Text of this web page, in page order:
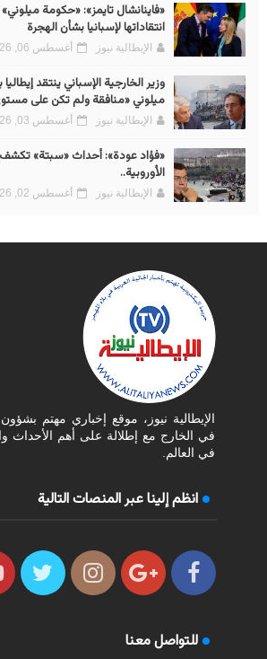
«فاينانشال تايمز»: «حكومة
انتقاداتها لإسبانيا بشأن الهجرة
الإيطالية نيوز أغسطس 06, 2026
وزير الخارجية الإسباني ينتقد
ميلوني «منافقة ولم تكن على
الإيطالية نيوز أغسطس 03, 2026
«فؤاد عودة»: أحداث «سبتة»
الأوروبية..
الإيطالية نيوز أغسطس 02, 2026
الإيطالية نيوز، موقع إخباري مهتم بشؤون
في الخارج مع إطلالة على أهم الأحداث
في العالم.
انظم إلينا عبر المنصات التالية
للتواصل معنا